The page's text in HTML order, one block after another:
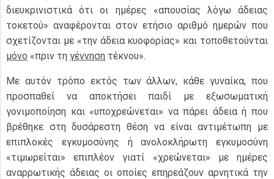
διευκρινιστικά ότι οι ημέρες «απουσίας λόγω άδειας
τοκετού» αναφέρονται στον ετήσιο αριθμό ημερών που
σχετίζονται με «την άδεια κυοφορίας» και τοποθετούνται
μόνο «πριν τη γέννηση τέκνου».
Με αυτόν τρόπο εκτός των άλλων, κάθε γυναίκα, που
προσπαθεί να αποκτήσει παιδί με εξωσωματική
γονιμοποίηση και «υποχρεώνεται» να πάρει άδεια ή που
βρέθηκε στη δυσάρεστη θέση να είναι αντιμέτωπη με
επιπλοκές εγκυμοσύνης ή ανολοκλήρωτη εγκυμοσύνη
«τιμωρείται» επιπλέον γιατί «χρεώνεται» με ημέρες
αναρρωτικής άδειας οι οποίες επηρεάζουν αρνητικά την